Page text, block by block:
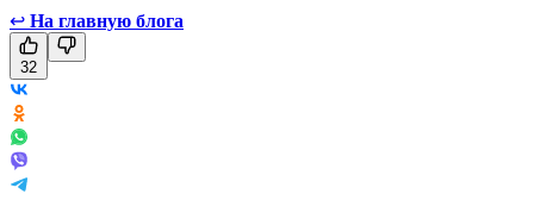
↩ На главную блога
32